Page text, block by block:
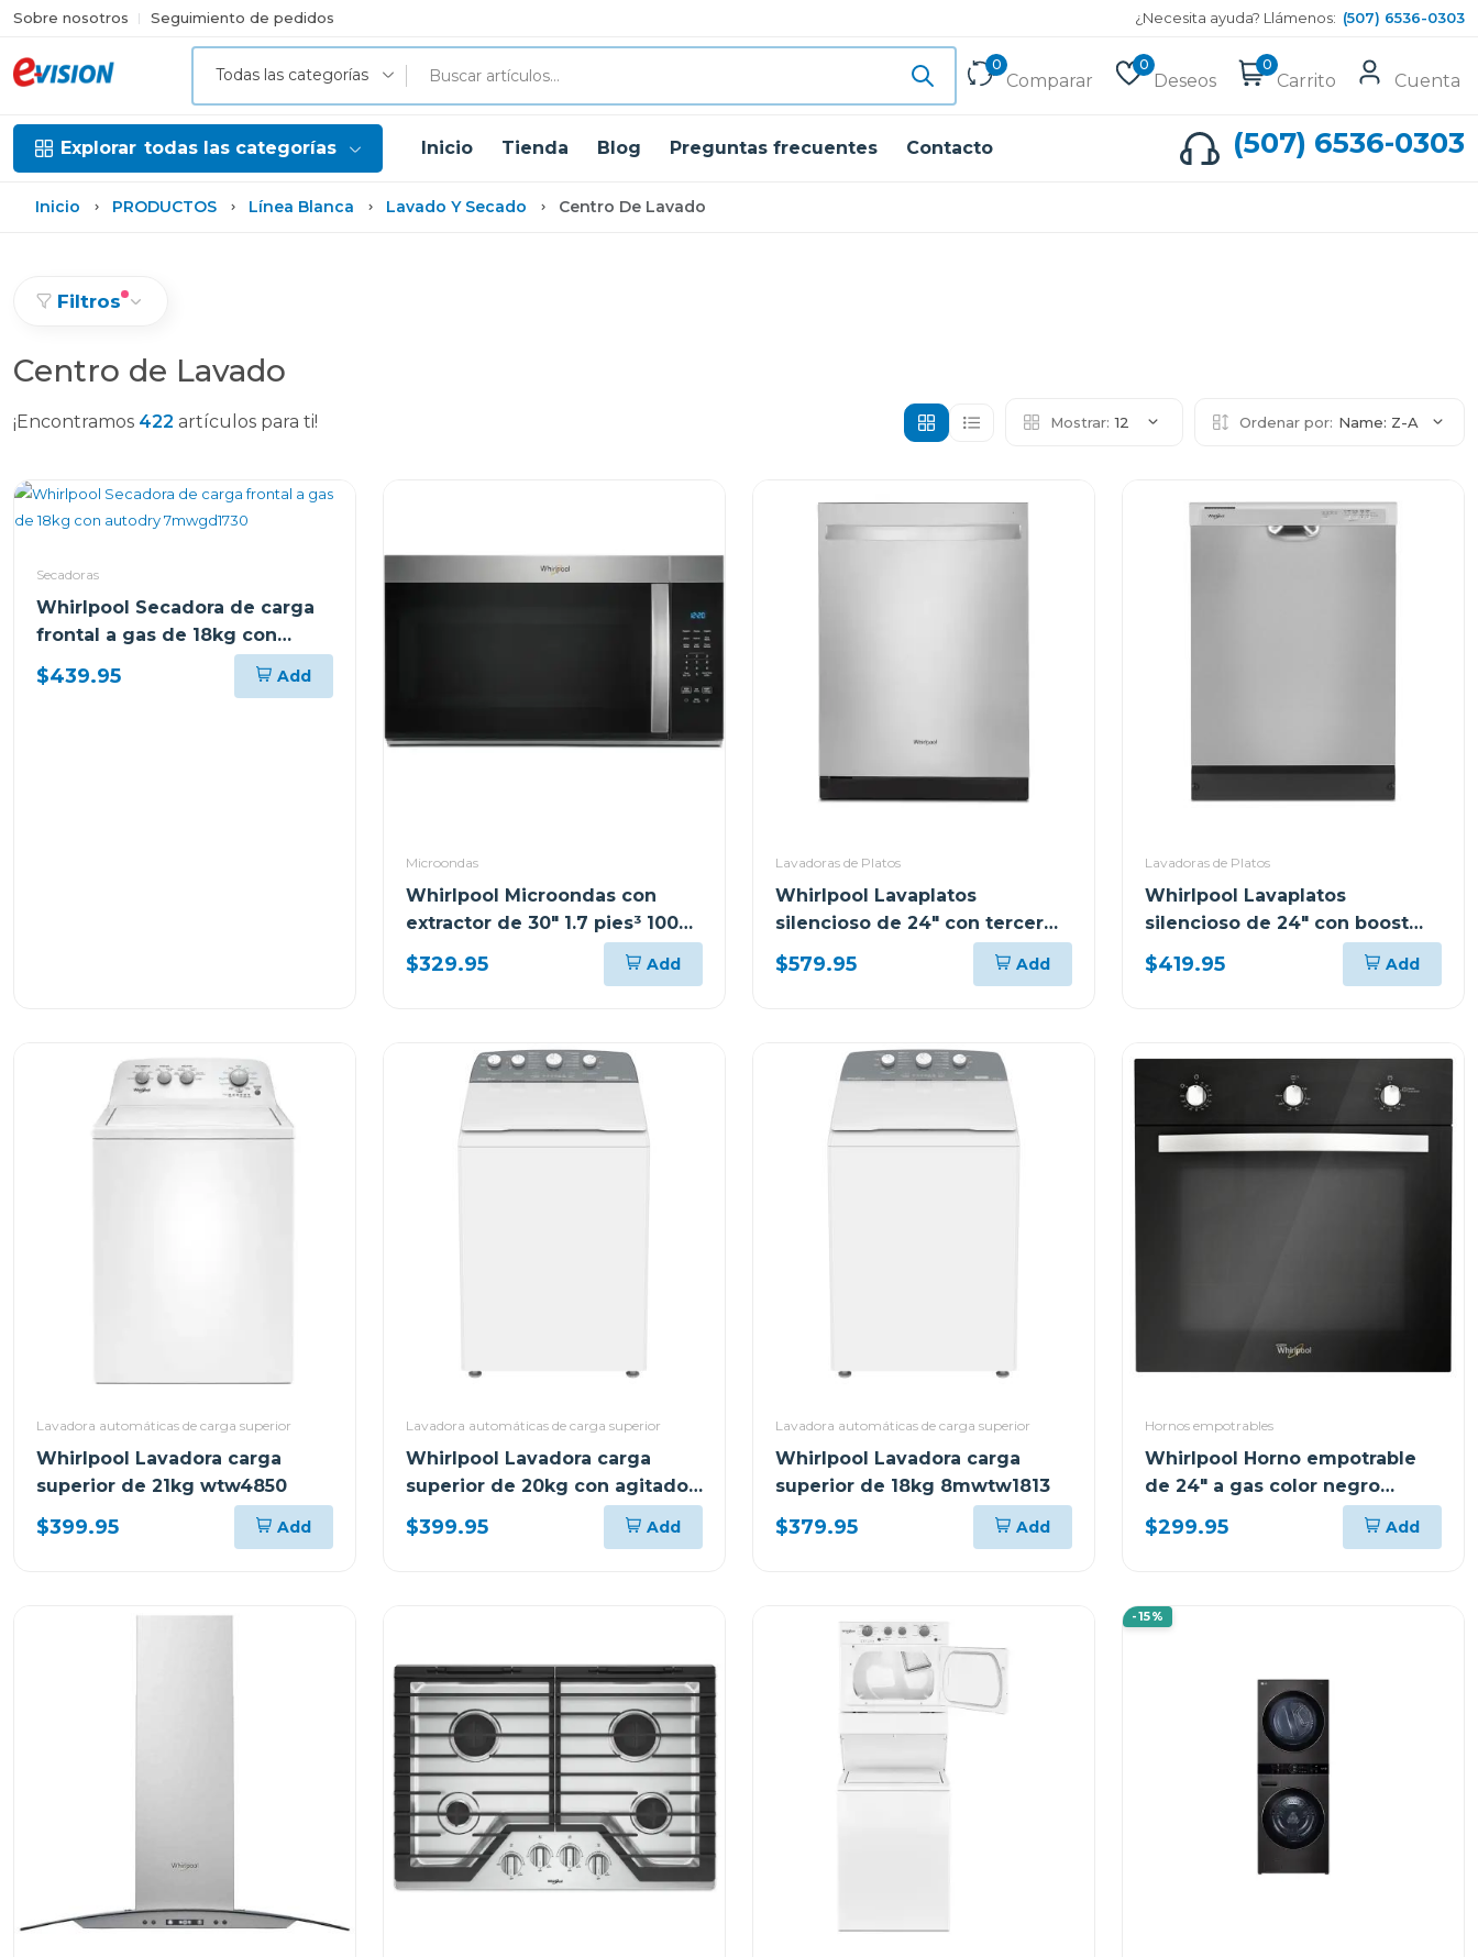
Sobre nosotros Seguimiento de pedidos ¿Necesita ayuda? Llámenos: (507) 6536-0303
Todas las categorías
0
Comparar
0
Deseos
0
Carrito Cuenta
Explorar todas las categorías Inicio Tienda Blog Preguntas frecuentes Contacto (507) 6536-0303
Inicio PRODUCTOS Línea Blanca Lavado Y Secado Centro De Lavado
Filtros
Centro de Lavado
¡Encontramos 422 artículos para ti! Mostrar: 12 Ordenar por: Name: Z-A
Secadoras
Whirlpool Secadora de carga
frontal a gas de 18kg con
autodry 7mwgd1730
$439.95 Add
Microondas
Whirlpool Microondas con
extractor de 30" 1.7 pies³ 1000
w acero antihuellas wmms3130
$329.95 Add
Lavadoras de Platos
Whirlpool Lavaplatos
silencioso de 24" con tercer
rack wdt730
$579.95 Add
Lavadoras de Platos
Whirlpool Lavaplatos
silencioso de 24" con boost
cycle wdf341
$419.95 Add
Lavadora automáticas de carga superior
Whirlpool Lavadora carga
superior de 21kg wtw4850
$399.95 Add
Lavadora automáticas de carga superior
Whirlpool Lavadora carga
superior de 20kg con agitador
8mwtw2024
$399.95 Add
Lavadora automáticas de carga superior
Whirlpool Lavadora carga
superior de 18kg 8mwtw1813
$379.95 Add
Hornos empotrables
Whirlpool Horno empotrable
de 24" a gas color negro
woa105f
$299.95 Add
-15%